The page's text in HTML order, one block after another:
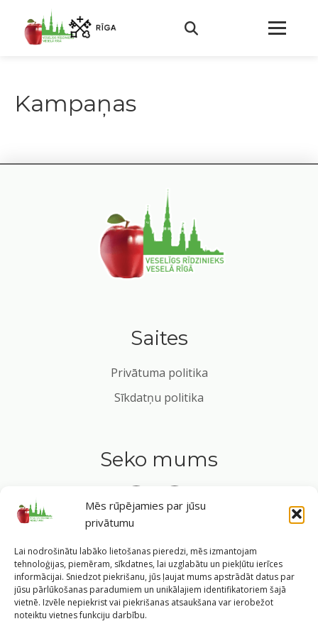
Mēs rūpējamies par jūsu
privātumu
Lai nodrošinātu labāko lietošanas pieredzi, mēs izmantojam
tehnoloģijas, piemēram, sīkdatnes, lai uzglabātu un piekļūtu ierīces
informācijai. Sniedzot piekrišanu, jūs ļaujat mums apstrādāt datus par
jūsu pārlūkošanas paradumiem un unikālajiem identifikatoriem šajā
vietnē. Izvēle nepiekrist vai piekrišanas atsaukšana var ierobežot
noteiktu vietnes funkciju darbību.
Kampaņas
Saites
Privātuma politika
Sīkdatņu politika
Seko mums
©2026 Veselīgs rīdzinieks veselā Rīgā |Pārpublicējot
informāciju, atsauce uz Rīgas valstspilsētas pašvaldības